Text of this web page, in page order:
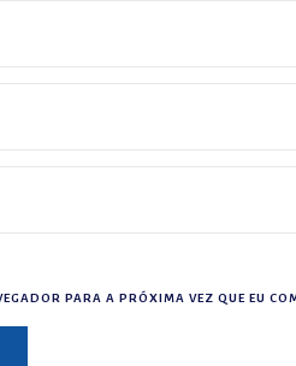
PARA A PRÓXIMA VEZ QUE EU